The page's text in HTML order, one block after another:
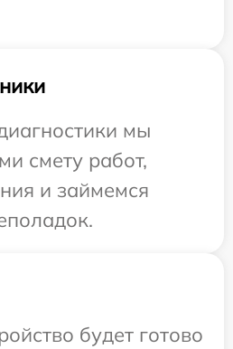
мы
смету работ,
и займемся
будет готово